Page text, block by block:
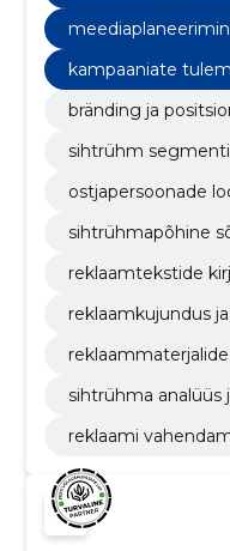
kampaaniate
üütika
bränding ja
sihtrühm
ostjapersoonade
sihtrühmapõhine
reklaamtekstide
reklaamkujundus
sihtrühma analüüs
reklaami